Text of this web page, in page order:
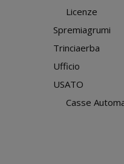
Licenze
Spremiagrumi
Trinciaerba
Ufficio
USATO
Casse